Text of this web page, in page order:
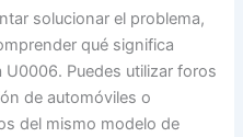
solucionar el problema,
qué significa
Puedes utilizar foros
de automóviles o
del mismo modelo de